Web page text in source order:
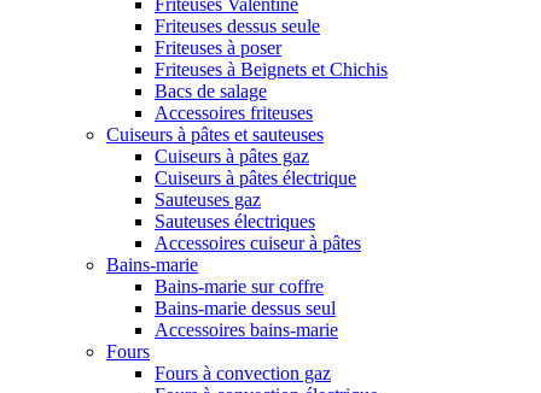
Friteuses Valentine
Friteuses dessus seule
Friteuses à poser
Friteuses à Beignets et Chichis
Bacs de salage
Accessoires friteuses
Cuiseurs à pâtes et sauteuses
Cuiseurs à pâtes gaz
Cuiseurs à pâtes électrique
Sauteuses gaz
Sauteuses électriques
Accessoires cuiseur à pâtes
Bains-marie
Bains-marie sur coffre
Bains-marie dessus seul
Accessoires bains-marie
Fours
Fours à convection gaz